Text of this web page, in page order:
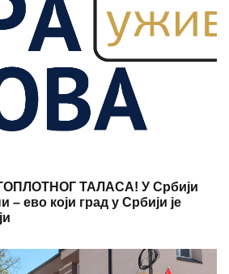
ТАЛАСА! У Србији
– ево који град у Србији је